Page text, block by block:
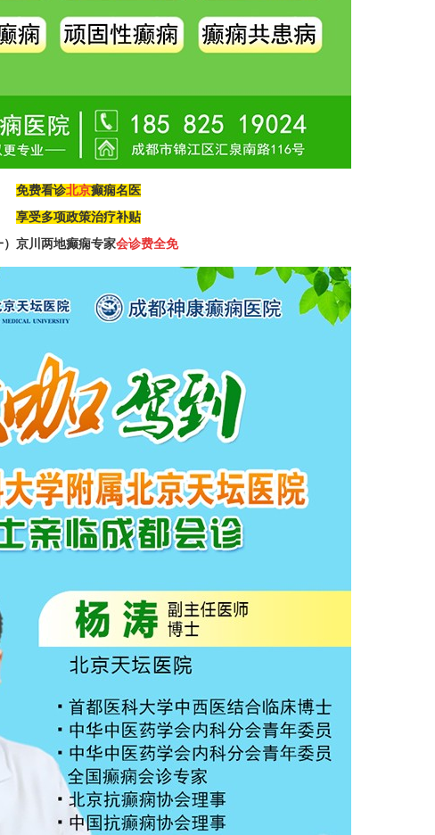
免费看诊北京癫痫名医
享受多项政策治疗补贴
京川两地癫痫专家会诊费全免